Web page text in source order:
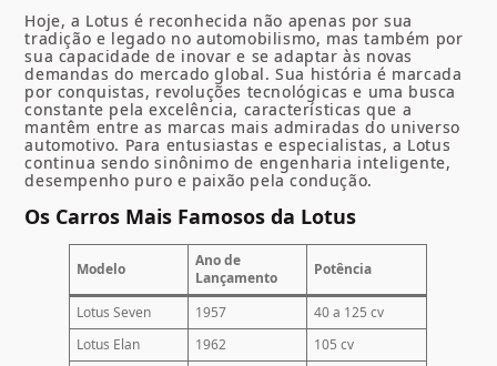
Hoje, a Lotus é reconhecida não apenas por sua
tradição e legado no automobilismo, mas também por
sua capacidade de inovar e se adaptar às novas
demandas do mercado global. Sua história é marcada
por conquistas, revoluções tecnológicas e uma busca
constante pela excelência, características que a
mantêm entre as marcas mais admiradas do universo
automotivo. Para entusiastas e especialistas, a Lotus
continua sendo sinônimo de engenharia inteligente,
desempenho puro e paixão pela condução.
Os Carros Mais Famosos da Lotus
Modelo
Ano de
Lançamento
Potência
Lotus Seven 1957
40 a 125 cv
Lotus Elan
1962
105 cv